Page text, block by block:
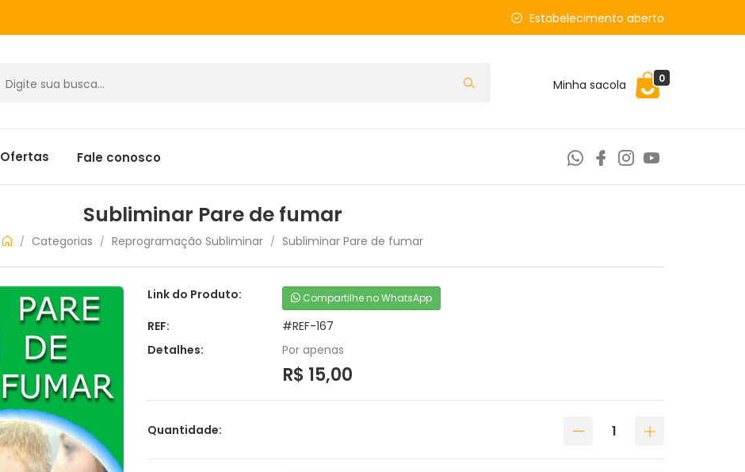
Estabelecimento aberto
Minha sacola 0
Ofertas Fale conosco
Subliminar Pare de fumar
/ Categorias / Reprogramação Subliminar / Subliminar Pare de fumar
Link do Produto: Compartilhe no WhatsApp
REF:
#REF-167
Detalhes:
Por apenas
R$ 15,00
Quantidade: